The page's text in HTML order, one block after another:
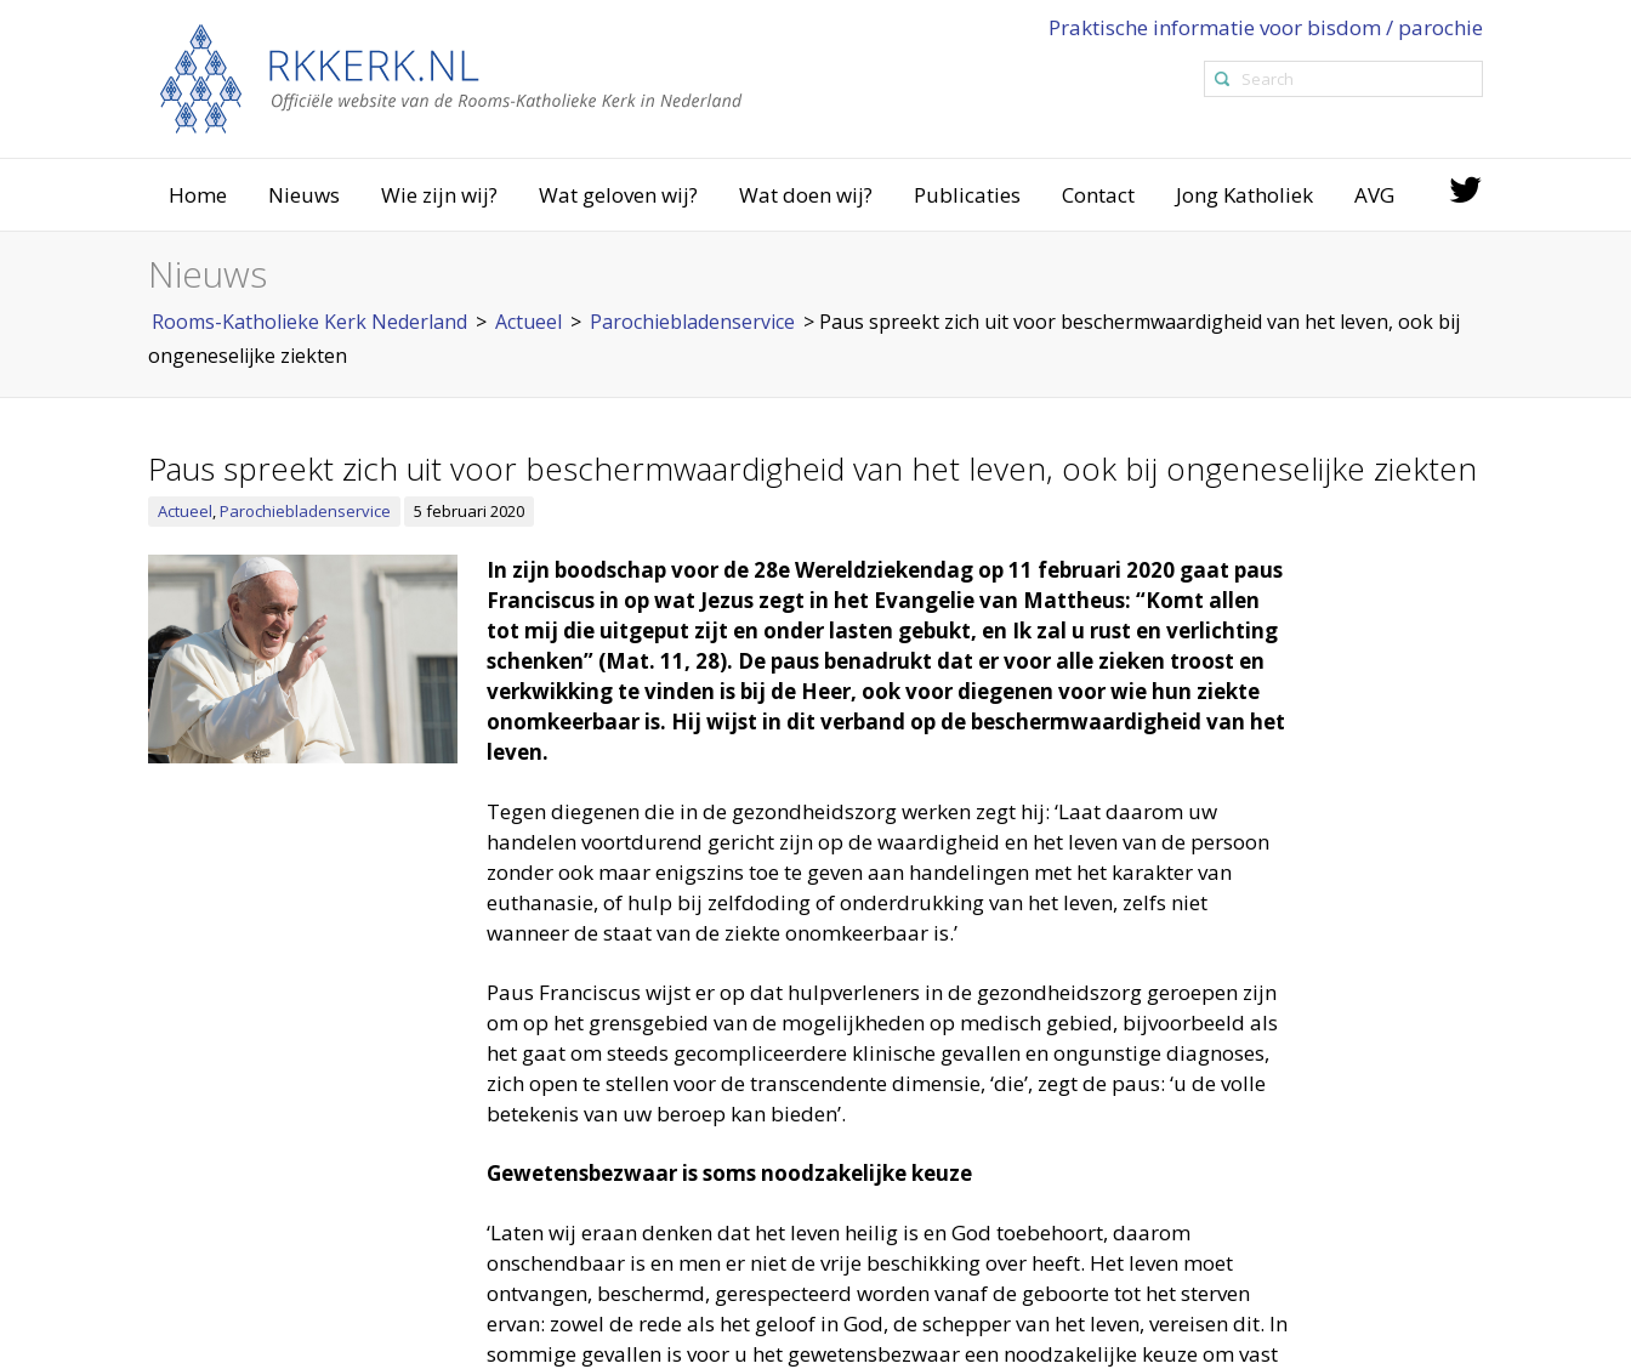
Praktische informatie voor bisdom / parochie
Home Nieuws Wie zijn wij? Wat geloven wij? Wat doen wij? Publicaties Contact Jong Katholiek AVG
Nieuws
Rooms-Katholieke Kerk Nederland > Actueel > Parochiebladenservice > Paus spreekt zich uit voor beschermwaardigheid van het leven, ook bij
ongeneselijke ziekten
Paus spreekt zich uit voor beschermwaardigheid van het leven, ook bij ongeneselijke ziekten
Actueel,Parochiebladenservice 5 februari 2020
In zijn boodschap voor de 28e Wereldziekendag op 11 februari 2020 gaat paus
Franciscus in op wat Jezus zegt in het Evangelie van Mattheus: “Komt allen
tot mij die uitgeput zijt en onder lasten gebukt, en Ik zal u rust en verlichting
schenken” (Mat. 11, 28). De paus benadrukt dat er voor alle zieken troost en
verkwikking te vinden is bij de Heer, ook voor diegenen voor wie hun ziekte
onomkeerbaar is. Hij wijst in dit verband op de beschermwaardigheid van het
leven.
Tegen diegenen die in de gezondheidszorg werken zegt hij: ‘Laat daarom uw
handelen voortdurend gericht zijn op de waardigheid en het leven van de persoon
zonder ook maar enigszins toe te geven aan handelingen met het karakter van
euthanasie, of hulp bij zelfdoding of onderdrukking van het leven, zelfs niet
wanneer de staat van de ziekte onomkeerbaar is.’
Paus Franciscus wijst er op dat hulpverleners in de gezondheidszorg geroepen zijn
om op het grensgebied van de mogelijkheden op medisch gebied, bijvoorbeeld als
het gaat om steeds gecompliceerdere klinische gevallen en ongunstige diagnoses,
zich open te stellen voor de transcendente dimensie, ‘die’, zegt de paus: ‘u de volle
betekenis van uw beroep kan bieden’.
Gewetensbezwaar is soms noodzakelijke keuze
‘Laten wij eraan denken dat het leven heilig is en God toebehoort, daarom
onschendbaar is en men er niet de vrije beschikking over heeft. Het leven moet
ontvangen, beschermd, gerespecteerd worden vanaf de geboorte tot het sterven
ervan: zowel de rede als het geloof in God, de schepper van het leven, vereisen dit. In
sommige gevallen is voor u het gewetensbezwaar een noodzakelijke keuze om vast